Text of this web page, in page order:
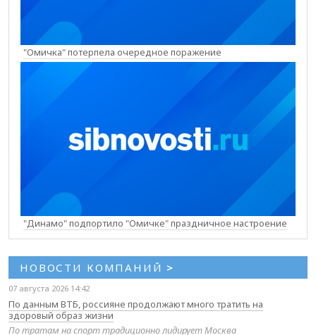
"Омичка" потерпела очередное поражение
"Динамо" подпортило "Омичке" праздничное настроение
НОВОСТИ КОМПАНИЙ >
07 августа 2026 14:42
По данным ВТБ, россияне продолжают много тратить на
здоровый образ жизни
По тратам на спорт традиционно лидирует Москва